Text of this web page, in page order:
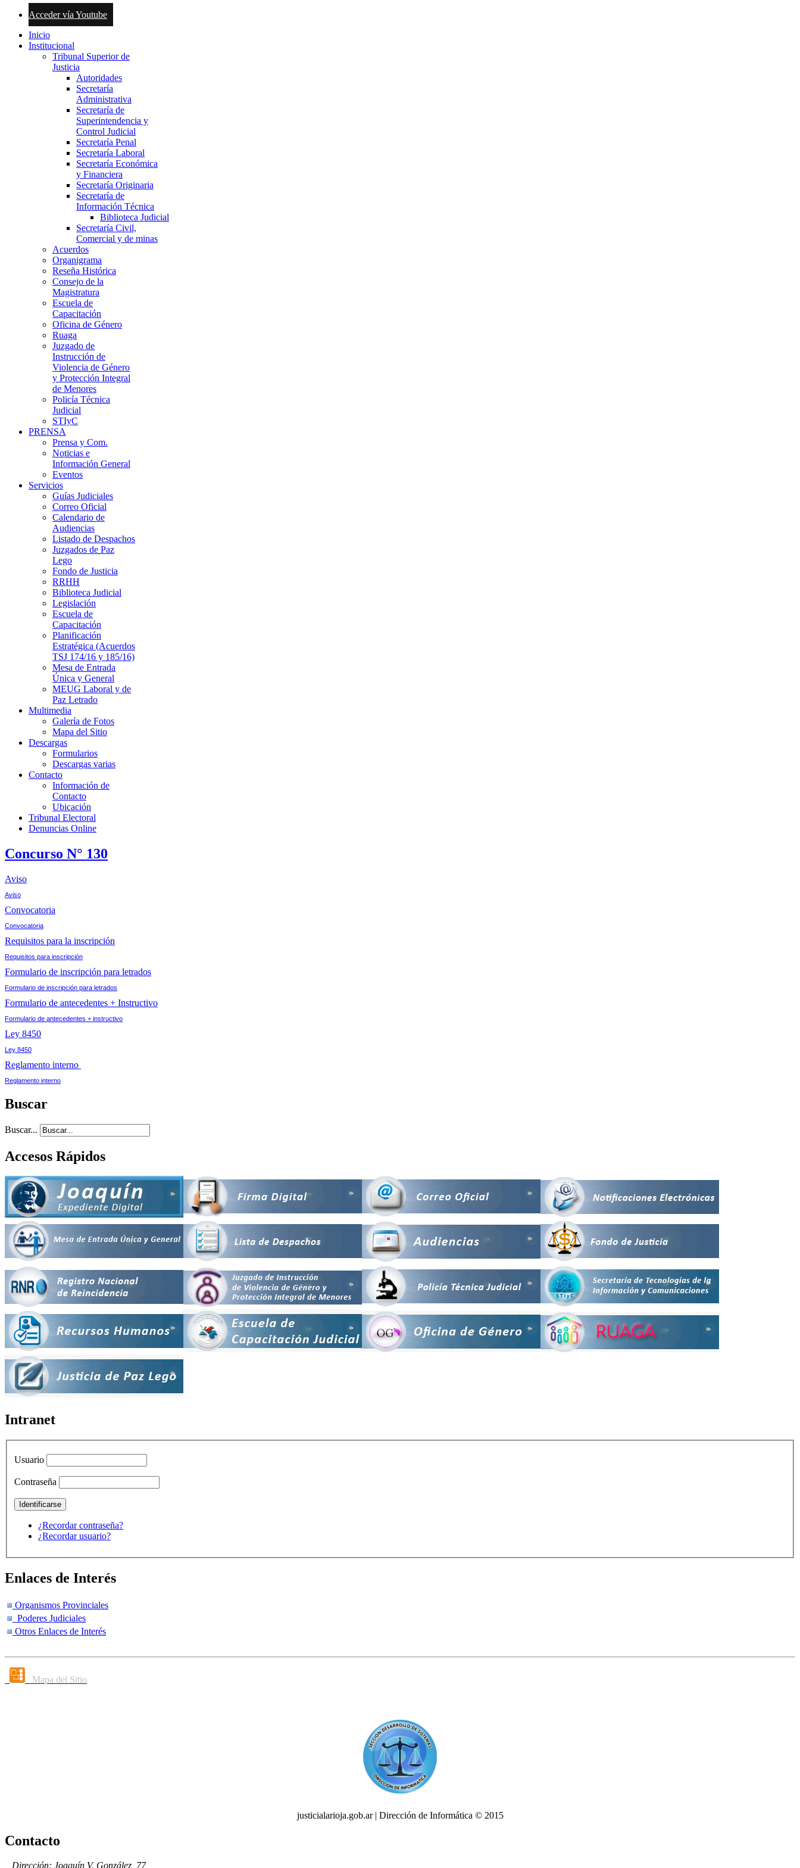
Acceder vía Youtube
Inicio
Institucional
Tribunal Superior de
Justicia
Autoridades
Secretaría
Administrativa
Secretaría de
Superintendencia y
Control Judicial
Secretaría Penal
Secretaría Laboral
Secretaría Económica
y Financiera
Secretaría Originaria
Secretaría de
Información Técnica
Biblioteca Judicial
Secretaría Civil,
Comercial y de minas
Acuerdos
Organigrama
Reseña Histórica
Consejo de la
Magistratura
Escuela de
Capacitación
Oficina de Género
Ruaga
Juzgado de
Instrucción de
Violencia de Género
y Protección Integral
de Menores
Policía Técnica
Judicial
STIyC
PRENSA
Prensa y Com.
Noticias e
Información General
Eventos
Servicios
Guías Judiciales
Correo Oficial
Calendario de
Audiencias
Listado de Despachos
Juzgados de Paz
Lego
Fondo de Justicia
RRHH
Biblioteca Judicial
Legislación
Escuela de
Capacitación
Planificación
Estratégica (Acuerdos
TSJ 174/16 y 185/16)
Mesa de Entrada
Única y General
MEUG Laboral y de
Paz Letrado
Multimedia
Galería de Fotos
Mapa del Sitio
Descargas
Formularios
Descargas varias
Contacto
Información de
Contacto
Ubicación
Tribunal Electoral
Denuncias Online
Concurso N° 130
Aviso
Aviso
Convocatoria
Convocatoria
Requisitos para la inscripción
Requisitos para inscripción
Formulario de inscripción para letrados
Formulario de inscripción para letrados
Formulario de antecedentes + Instructivo
Formulario de antecedentes + instructivo
Ley 8450
Ley 8450
Reglamento interno
Reglamento interno
Buscar
Buscar...
Accesos Rápidos
Intranet
Usuario
Contraseña
¿Recordar contraseña?
¿Recordar usuario?
Enlaces de Interés
Organismos Provinciales
Poderes Judiciales
Otros Enlaces de Interés
Mapa del Sitio
justicialarioja.gob.ar | Dirección de Informática © 2015
Contacto
Dirección: Joaquín V. González, 77